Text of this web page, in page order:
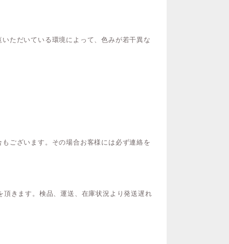
ただいている環境によって、色みが若干異な
ございます。その場合お客様には必ず連絡を
きます。検品、運送、在庫状況より発送遅れ